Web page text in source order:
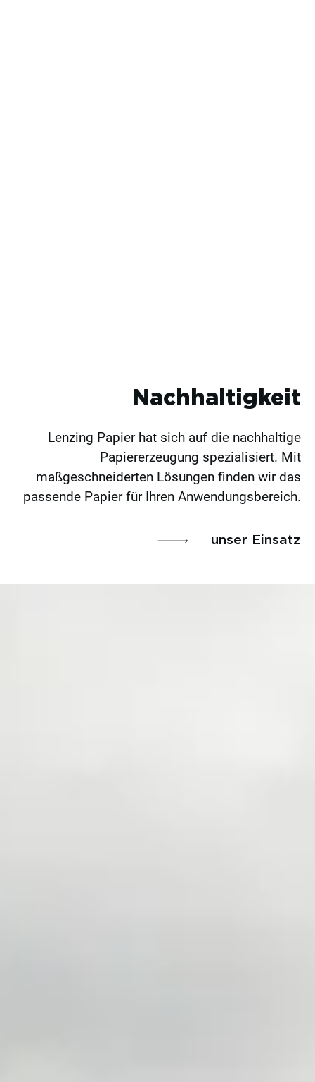
Nachhaltigkeit
Lenzing Papier hat sich auf die nachhaltige
Papiererzeugung spezialisiert. Mit
maßgeschneiderten Lösungen finden wir das
passende Papier für Ihren Anwendungsbereich.
unser Einsatz